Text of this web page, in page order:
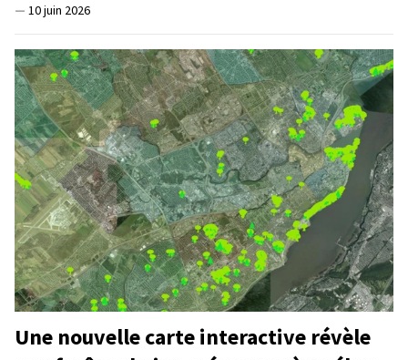
— 10 juin 2026
Une nouvelle carte interactive révèle